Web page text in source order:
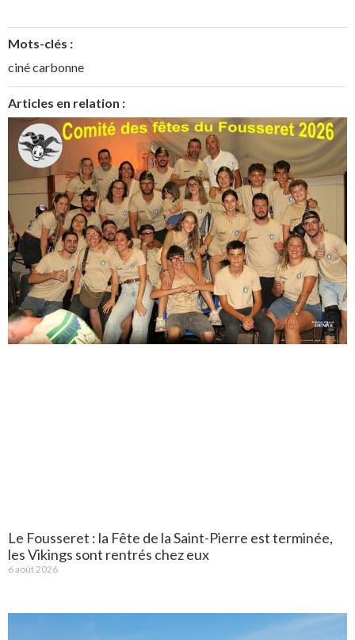
Mots-clés :
ciné carbonne
Articles en relation :
Le Fousseret : la Fête de la Saint-Pierre est terminée,
les Vikings sont rentrés chez eux
6 août 2026